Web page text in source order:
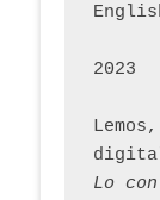
2023
Lo